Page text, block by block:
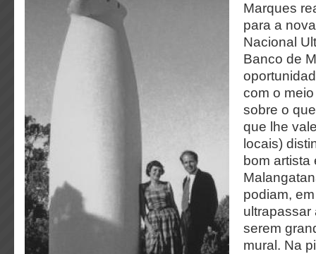
Marques
para a
Nacional
Banco de
com o
sobre o
que lhe
locais)
bom artista
podiam,
ultrapassar
serem
mural. Na